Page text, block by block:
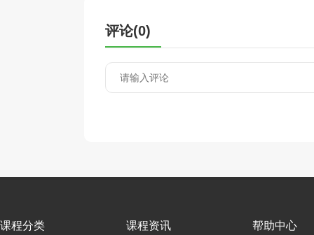
评论(0)
课程分类 课程资讯 帮助中心